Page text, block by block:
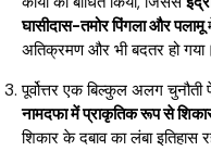
घासीदास-तमोर पिंगला और पलामू
अतिक्रमण और भी बदतर हो गया।
पूर्वोत्तर एक बिल्कुल अलग
नामदफा में प्राकृतिक रूप से
शिकार के दबाव का लंबा इतिहास